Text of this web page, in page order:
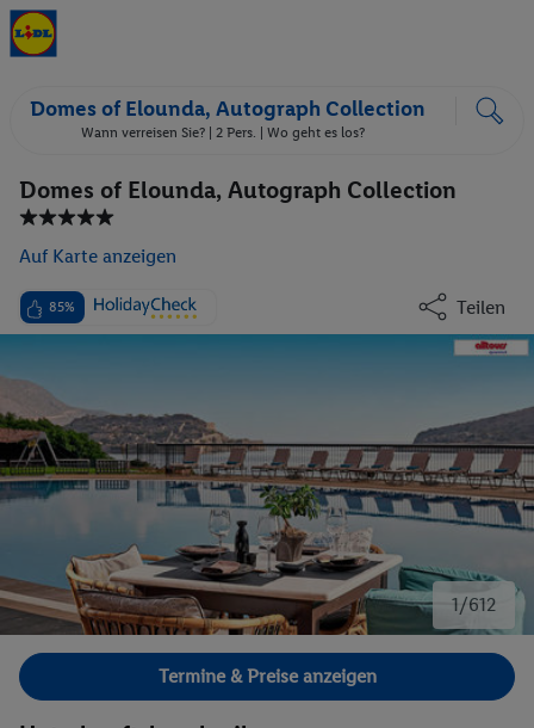
Domes of Elounda, Autograph Collection
Wann verreisen Sie? | 2 Pers. | Wo geht es los?
Domes of Elounda, Autograph Collection
Auf Karte anzeigen
85% Teilen
1/612
Bild 1 von 612.
Termine & Preise anzeigen